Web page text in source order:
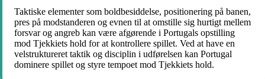
Taktiske elementer som boldbesiddelse, positionering på banen,
pres på modstanderen og evnen til at omstille sig hurtigt mellem
forsvar og angreb kan være afgørende i Portugals opstilling
mod Tjekkiets hold for at kontrollere spillet. Ved at have en
velstruktureret taktik og disciplin i udførelsen kan Portugal
dominere spillet og styre tempoet mod Tjekkiets hold.